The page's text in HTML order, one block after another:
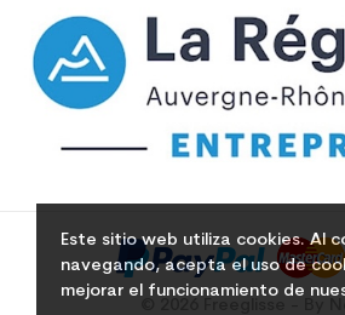
Este sitio web utiliza cookies. Al
navegando, acepta el uso de
mejorar el funcionamiento de